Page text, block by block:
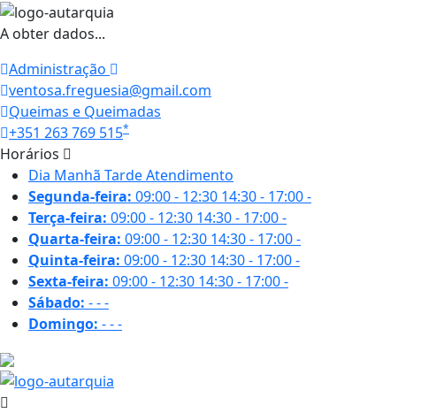
A obter dados...
Administração
ventosa.freguesia@gmail.com
Queimas e Queimadas
+351 263 769 515*
Horários
Dia Manhã TardeAtendimento
Segunda-feira: 09:00 - 12:30 14:30 - 17:00-
Terça-feira: 09:00 - 12:30 14:30 - 17:00-
Quarta-feira: 09:00 - 12:30 14:30 - 17:00-
Quinta-feira: 09:00 - 12:30 14:30 - 17:00-
Sexta-feira: 09:00 - 12:30 14:30 - 17:00-
Sábado: ---
Domingo: ---